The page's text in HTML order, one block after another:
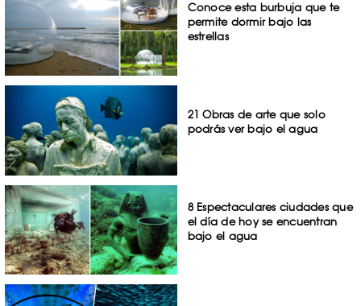
Conoce esta burbuja que te
permite dormir bajo las
estrellas
21 Obras de arte que solo
podrás ver bajo el agua
8 Espectaculares ciudades que
el día de hoy se encuentran
bajo el agua